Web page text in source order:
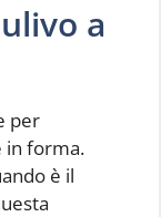
a
per
in forma.
è il